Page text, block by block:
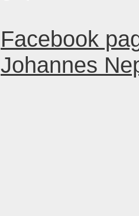
Facebook
Johannes